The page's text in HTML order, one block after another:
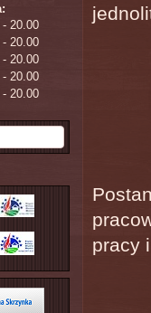
- 20.00
- 20.00
- 20.00
- 20.00
- 20.00
pracy